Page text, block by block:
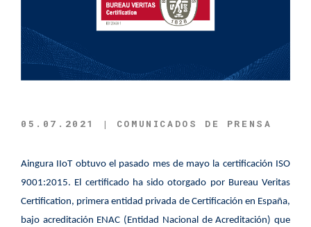
05.07.2021 | COMUNICADOS DE PRENSA
Aingura IIoT obtuvo el pasado mes de mayo la certificación ISO
9001:2015. El certificado ha sido otorgado por Bureau Veritas
Certification, primera entidad privada de Certificación en España,
bajo acreditación ENAC (Entidad Nacional de Acreditación) que